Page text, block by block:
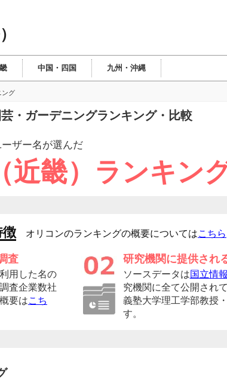
中国・四国 九州・沖縄
ング
・ガーデニングランキング・比較
ザー名が選んだ
近畿）ランキン
徴 オリコンのランキングの概要についてはこちら
査
用した名の
査企業数社
要はこち
研究機関に提供され
ソースデータは国立情
究機関に全て公開され
義塾大学理工学部教授・
す。